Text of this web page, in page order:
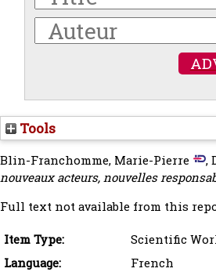
Tools
Blin-Franchomme, Marie-Pierre ,
nouveaux acteurs, nouvelles
Full text not available from this
Item Type:
Scientific
Language:
French